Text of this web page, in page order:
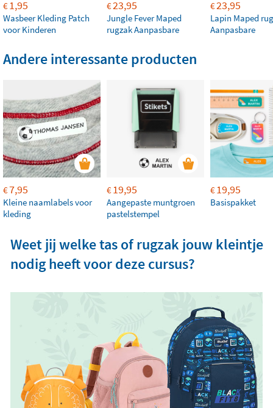
€1,95
Wasbeer Kleding Patch
voor Kinderen
€23,95
Jungle Fever Maped
rugzak Aanpasbare
€23,95
Lapin Maped
Aanpasbare
Andere interessante producten
€7,95
Kleine naamlabels voor
kleding
€19,95
Aangepaste muntgroen
pastelstempel
€19,95
Basispakket
Weet jij welke tas of rugzak jouw kleintje
nodig heeft voor deze cursus?